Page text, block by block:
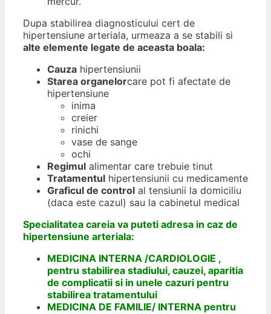
Dupa stabilirea diagnosticului cert de
hipertensiune arteriala, urmeaza a se stabili si
alte elemente legate de aceasta boala:
Cauza hipertensiunii
Starea organelorcare pot fi afectate de
hipertensiune
inima
creier
rinichi
vase de sange
ochi
Regimul alimentar care trebuie tinut
Tratamentul hipertensiunii cu medicamente
Graficul de control al tensiunii la domiciliu
(daca este cazul) sau la cabinetul medical
Specialitatea careia va puteti adresa in caz de
hipertensiune arteriala:
MEDICINA INTERNA /CARDIOLOGIE ,
pentru stabilirea stadiului, cauzei, aparitia
de complicatii si in unele cazuri pentru
stabilirea tratamentului
MEDICINA DE FAMILIE/ INTERNA pentru